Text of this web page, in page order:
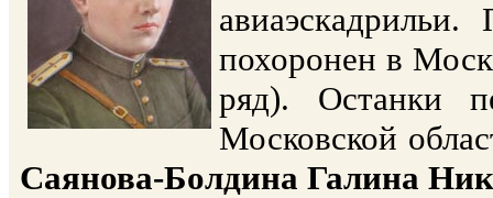
похоронен в
ряд). Останки
Московской
Саянова-Болдина Галина